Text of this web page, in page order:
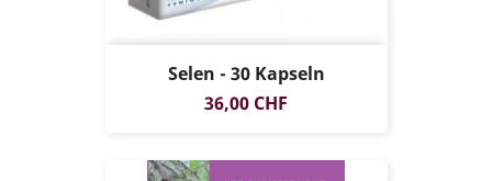
Selen - 30 Kapseln
Preis
36,00 CHF